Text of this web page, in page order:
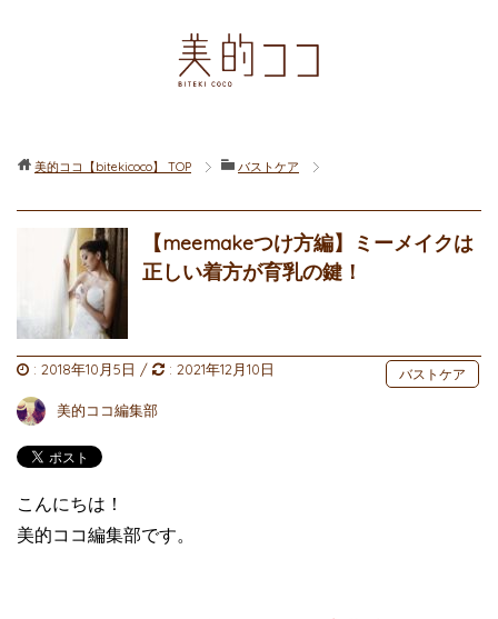
美的ココ【bitekicoco】 TOP バストケア
【meemakeつけ方編】ミーメイクは
正しい着方が育乳の鍵！
: 2018年10月5日 / : 2021年12月10日 バストケア
美的ココ編集部
こんにちは！
美的ココ編集部です。